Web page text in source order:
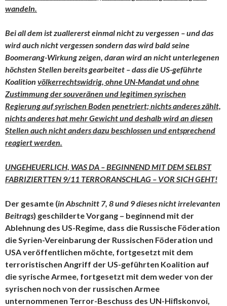
wandeln.
Bei all dem ist zuallererst einmal nicht zu vergessen – und das
wird auch nicht vergessen sondern das wird bald seine
Boomerang-Wirkung zeigen, daran wird an nicht unterlegenen
höchsten Stellen bereits gearbeitet – dass die US-geführte
Koalition völkerrechtswidrig, ohne UN-Mandat und ohne
Zustimmung der souveränen und legitimen syrischen
Regierung auf syrischen Boden penetriert; nichts anderes zählt,
nichts anderes hat mehr Gewicht und deshalb wird an diesen
Stellen auch nicht anders dazu beschlossen und entsprechend
reagiert werden.
UNGEHEUERLICH, WAS DA – BEGINNEND MIT DEM SELBST
FABRIZIERTTEN 9/11 TERRORANSCHLAG – VOR SICH GEHT!
Der gesamte (in Abschnitt 7, 8 und 9 dieses nicht irrelevanten
Beitrags) geschilderte Vorgang – beginnend mit der
Ablehnung des US-Regime, dass die Russische Föderation
die Syrien-Vereinbarung der Russischen Föderation und
USA veröffentlichen möchte, fortgesetzt mit dem
terroristischen Angriff der US-geführten Koalition auf
die syrische Armee, fortgesetzt mit dem weder von der
syrischen noch von der russischen Armee
unternommenen Terror-Beschuss des UN-Hiflskonvoi,